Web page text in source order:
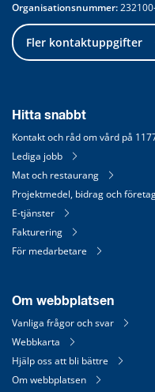
Organisationsnummer:
Fler kontaktuppgifter
Hitta snabbt
Kontakt och råd om vård på
Lediga jobb
Mat och restaurang
Projektmedel, bidrag och
E-tjänster
Fakturering
För medarbetare
Om webbplatsen
Vanliga frågor och svar
Webbkarta
Hjälp oss att bli bättre
Om webbplatsen